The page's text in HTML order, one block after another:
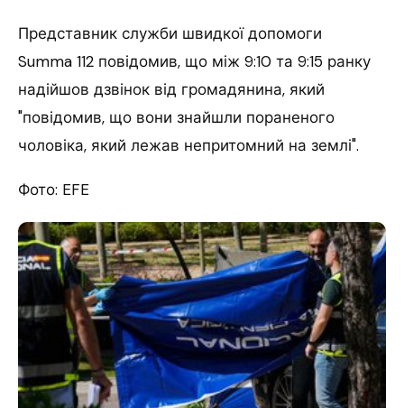
Представник служби швидкої допомоги
Summa 112 повідомив, що між 9:10 та 9:15 ранку
надійшов дзвінок від громадянина, який
"повідомив, що вони знайшли пораненого
чоловіка, який лежав непритомний на землі".
Фото: EFE